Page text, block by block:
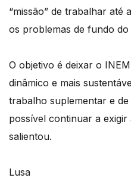
“missão” de trabalhar até
os problemas de fundo do
O objetivo é deixar o
dinâmico e mais
trabalho suplementar e
possível continuar a exigir
salientou.
Lusa